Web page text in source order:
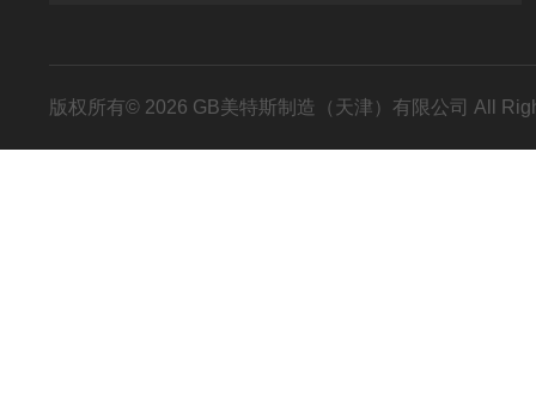
版权所有© 2026 GB美特斯制造（天津）有限公司 All